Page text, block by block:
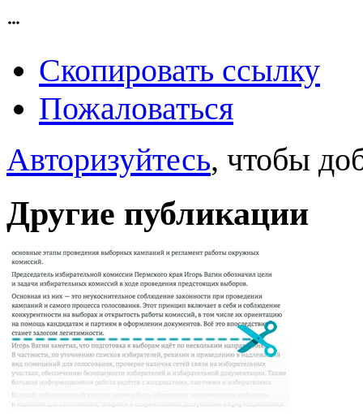
Скопировать ссылку
Пожаловаться
Авторизуйтесь, чтобы
Другие публикации